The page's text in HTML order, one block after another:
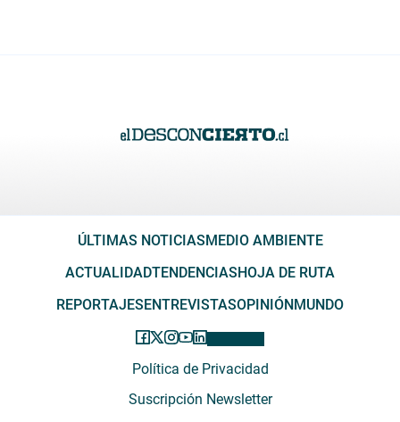
ÚLTIMAS NOTICIASMEDIO AMBIENTE
ACTUALIDADTENDENCIASHOJA DE RUTA
REPORTAJESENTREVISTASOPINIÓNMUNDO
Política de Privacidad
Suscripción Newsletter